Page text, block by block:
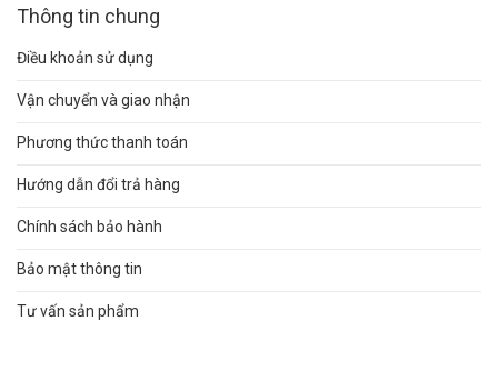
Thông tin chung
Điều khoản sử dụng
Vận chuyển và giao nhận
Phương thức thanh toán
Hướng dẫn đổi trả hàng
Chính sách bảo hành
Bảo mật thông tin
Tư vấn sản phẩm